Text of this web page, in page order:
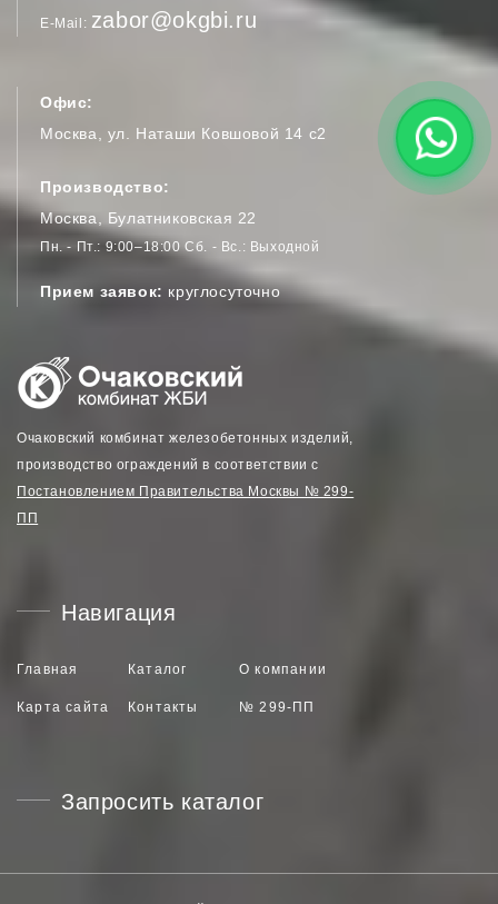
E-Mail zabor@okgbi.ru
Офис:
Москва, ул. Наташи Ковшовой 14 с2
Производство:
Москва, Булатниковская 22
Пн. - Пт. 9:00–18:00 Сб. - Вс. Выходной
Прием заявок: круглосуточно
Очаковский комбинат железобетонных изделий,
производство ограждений в соответствии с
Постановлением Правительства Москвы № 299-
ПП
Навигация
Главная Каталог О компании
Карта сайта Контакты № 299-ПП
Запросить каталог